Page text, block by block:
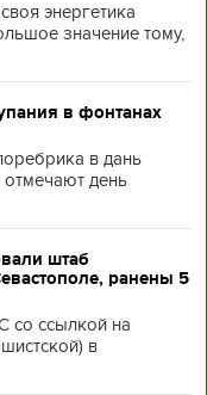
энергетика
значение тому,
в фонтанах
в дань
отмечают день
штаб
ранены 5
со ссылкой на
в